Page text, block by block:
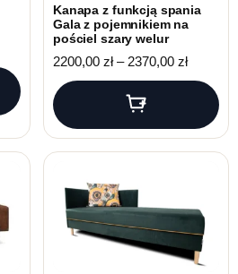
Kanapa z funkcją spania
Gala z pojemnikiem na
pościel szary welur
2200,00 zł – 2370,00 złZakres